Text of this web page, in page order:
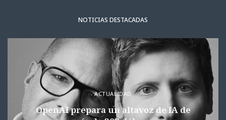
NOTICIAS DESTACADAS
ACTUALIDAD
OpenAI prepara un altavoz de IA de